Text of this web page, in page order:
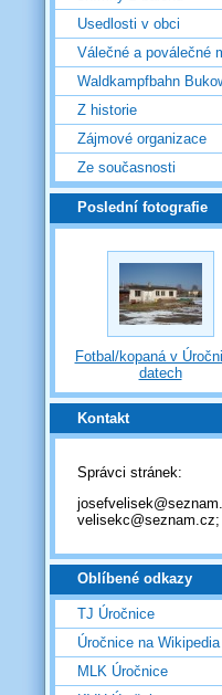
Usedlosti v obci
Válečné a poválečné
Waldkampfbahn
Z historie
Zájmové organizace
Ze současnosti
Poslední fotografie
Fotbal/kopaná v
datech
Kontakt
Správci stránek:
velisekc@seznam.cz;
Oblíbené odkazy
TJ Úročnice
Úročnice na Wikipedia
MLK Úročnice